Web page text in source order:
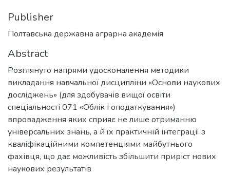
Publisher
Полтавська державна аграрна академія
Abstract
Розглянуто напрями удосконалення методики
викладання навчальної дисципліни «Основи наукових
досліджень» (для здобувачів вищої освіти
спеціальності 071 «Облік і оподаткування»)
впровадження яких сприяє не лише отриманню
універсальних знань, а й їх практичній інтеграції з
кваліфікаційними компетенціями майбутнього
фахівця, що дає можливість збільшити приріст нових
наукових результатів